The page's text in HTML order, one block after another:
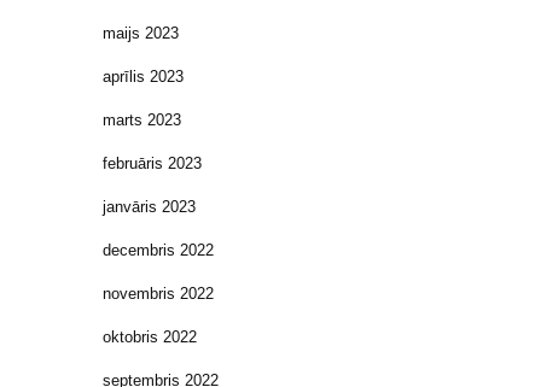
maijs 2023
aprīlis 2023
marts 2023
februāris 2023
janvāris 2023
decembris 2022
novembris 2022
oktobris 2022
septembris 2022